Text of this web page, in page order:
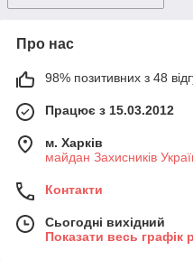
Про нас
98% позитивних з 48
Працює з 15.03.2012
м. Харків
майдан Захисників
Контакти
Сьогодні вихідний
Показати весь графік